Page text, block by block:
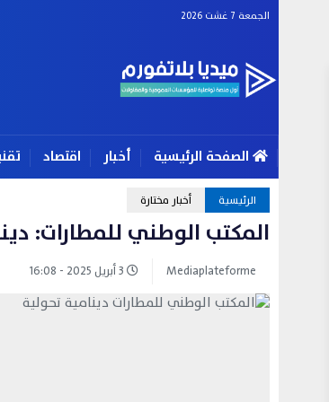
الجمعة 7 غشت 2026
الصفحة الرئيسية أخبار اقتصاد
الرئيسية أخبار مختارة
المكتب الوطني للمطارات:
Mediaplateforme